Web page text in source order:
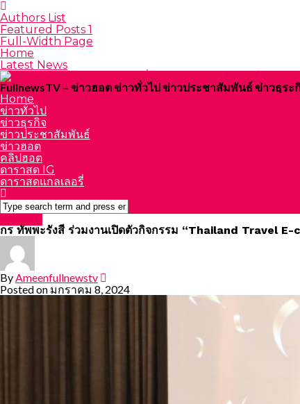
Authors List
Featured Posts 1
Full-Width Page
Home
Latest News
FullnewsTV – ข่าวฮอต ข่าวทั่วไป ข่าวประชาสัมพันธ์ ข่าวธุระ
Home
ข่าวทั่วไป
ข่าวธุรกิจ
ข่าวประชาสัมพันธ์
ข่าวฮอต
คลิปฮอต
ดาราสด IG
ดาราสดแกลเลอรี่
กร ทัพพะรังสี ร่วมงานเปิดตัวกิจกรรม “Thailand Travel
ByAmeenfullnewstv
Posted on มกราคม 8, 2024